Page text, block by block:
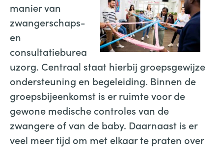
manier van
zwangerschaps-
en
consultatieburea
uzorg. Centraal staat hierbij groepsgewijze
ondersteuning en begeleiding. Binnen de
groepsbijeenkomst is er ruimte voor de
gewone medische controles van de
zwangere of van de baby. Daarnaast is er
veel meer tijd om met elkaar te praten over